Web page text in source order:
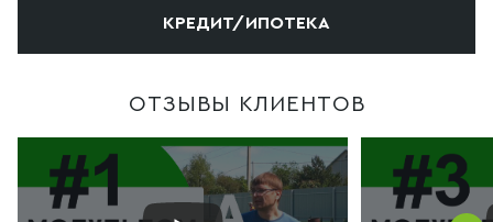
КРЕДИТ/ИПОТЕКА
ОТЗЫВЫ КЛИЕНТОВ